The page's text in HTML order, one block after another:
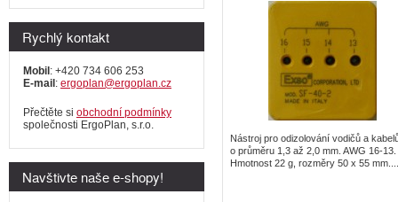
Nástroj pro odizolování vodičů a
o průměru 1,3 až 2,0 mm. AWG 16-13.
Hmotnost 22 g, rozměry 50 x 55 mm....
Rychlý kontakt
Mobil: +420 734 606 253
E-mail: ergoplan@ergoplan.cz
Přečtěte si obchodní podmínky
společnosti ErgoPlan, s.r.o.
Navštivte naše e-shopy!